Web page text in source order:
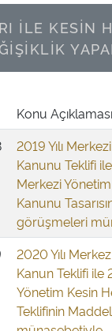
İLE KESİN
Konu Açıklaması
2019 Yılı
Kanunu Teklifi ile
Merkezi
Kanunu
görüşmeleri
2020 Yılı
Kanun Teklifi ile
Yönetim Kesin
Teklifinin